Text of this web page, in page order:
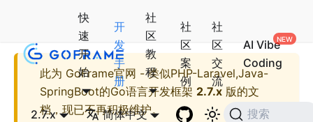
快
速
开
始
开
发
手
册
社
区
教
程
社
区
案
例
社
区
交
流
AI Vibe
Coding
2.7.x 简体中文 搜索
此为 GoFrame官网 - 类似PHP-Laravel,Java-
SpringBoot的Go语言开发框架 2.7.x 版的文
档，现已不再积极维护。